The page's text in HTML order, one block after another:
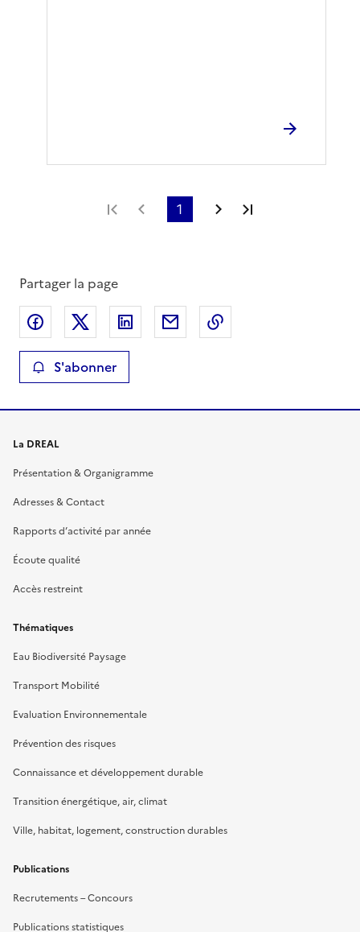
Première page
Page précédente
1 Page suivante
Partager la page
Partager sur Facebook
Partager sur XPartager sur LinkedIn
Partager par email
S'abonner
La DREAL
Présentation & Organigramme
Adresses & Contact
Rapports d’activité par année
Écoute qualité
Accès restreint
Thématiques
Eau Biodiversité Paysage
Transport Mobilité
Evaluation Environnementale
Prévention des risques
Connaissance et développement durable
Transition énergétique, air, climat
Ville, habitat, logement, construction durables
Publications
Recrutements – Concours
Publications statistiques